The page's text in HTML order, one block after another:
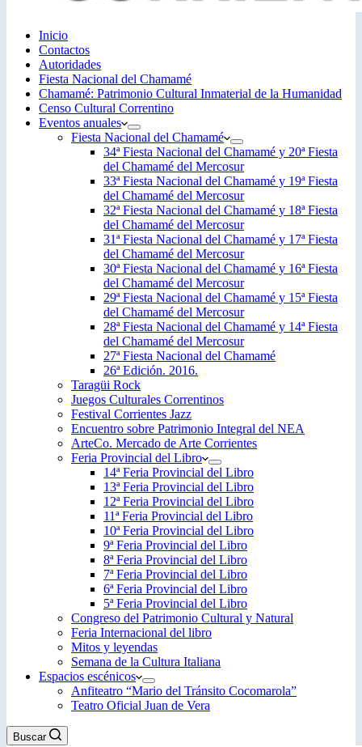
Inicio
Contactos
Autoridades
Fiesta Nacional del Chamamé
Chamamé: Patrimonio Cultural Inmaterial de la Humanidad
Censo Cultural Correntino
Eventos anuales
Fiesta Nacional del Chamamé
34ª Fiesta Nacional del Chamamé y 20ª Fiesta
del Chamamé del Mercosur
33ª Fiesta Nacional del Chamamé y 19ª Fiesta
del Chamamé del Mercosur
32ª Fiesta Nacional del Chamamé y 18ª Fiesta
del Chamamé del Mercosur
31ª Fiesta Nacional del Chamamé y 17ª Fiesta
del Chamamé del Mercosur
30ª Fiesta Nacional del Chamamé y 16ª Fiesta
del Chamamé del Mercosur
29ª Fiesta Nacional del Chamamé y 15ª Fiesta
del Chamamé del Mercosur
28ª Fiesta Nacional del Chamamé y 14ª Fiesta
del Chamamé del Mercosur
27ª Fiesta Nacional del Chamamé
26ª Edición. 2016.
Taragüi Rock
Juegos Culturales Correntinos
Festival Corrientes Jazz
Encuentro sobre Patrimonio Integral del NEA
ArteCo. Mercado de Arte Corrientes
Feria Provincial del Libro
14ª Feria Provincial del Libro
13ª Feria Provincial del Libro
12ª Feria Provincial del Libro
11ª Feria Provincial del Libro
10ª Feria Provincial del Libro
9ª Feria Provincial del Libro
8ª Feria Provincial del Libro
7ª Feria Provincial del Libro
6ª Feria Provincial del Libro
5ª Feria Provincial del Libro
Congreso del Patrimonio Cultural y Natural
Feria Internacional del libro
Mitos y leyendas
Semana de la Cultura Italiana
Espacios escénicos
Anfiteatro “Mario del Tránsito Cocomarola”
Teatro Oficial Juan de Vera
Buscar